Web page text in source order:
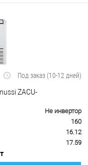
Под заказ (10-12 дней)
ZACU-
Не инвертор
160
16.12
17.59